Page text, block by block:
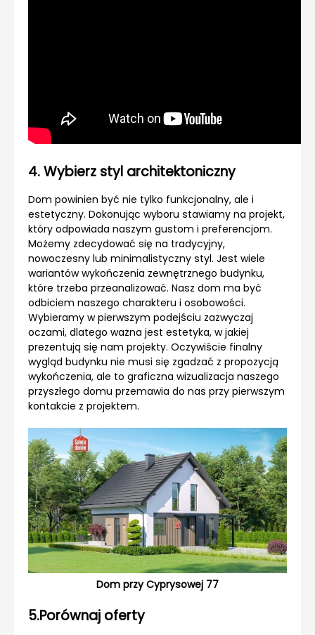
4. Wybierz styl architektoniczny
Dom powinien być nie tylko funkcjonalny, ale i
estetyczny. Dokonując wyboru stawiamy na projekt,
który odpowiada naszym gustom i preferencjom.
Możemy zdecydować się na tradycyjny,
nowoczesny lub minimalistyczny styl. Jest wiele
wariantów wykończenia zewnętrznego budynku,
które trzeba przeanalizować. Nasz dom ma być
odbiciem naszego charakteru i osobowości.
Wybieramy w pierwszym podejściu zazwyczaj
oczami, dlatego ważna jest estetyka, w jakiej
prezentują się nam projekty. Oczywiście finalny
wygląd budynku nie musi się zgadzać z propozycją
wykończenia, ale to graficzna wizualizacja naszego
przyszłego domu przemawia do nas przy pierwszym
kontakcie z projektem.
Dom przy Cyprysowej 77
5.Porównaj oferty